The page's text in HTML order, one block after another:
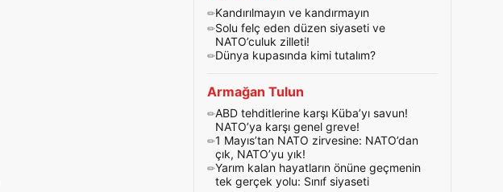
Kandırılmayın ve kandırmayın
Solu felç eden düzen siyaseti ve
NATO’culuk zilleti!
Dünya kupasında kimi tutalım?
Armağan Tulun
ABD tehditlerine karşı Küba’yı savun!
NATO’ya karşı genel greve!
1 Mayıs’tan NATO zirvesine: NATO’dan
çık, NATO’yu yık!
Yarım kalan hayatların önüne geçmenin
tek gerçek yolu: Sınıf siyaseti